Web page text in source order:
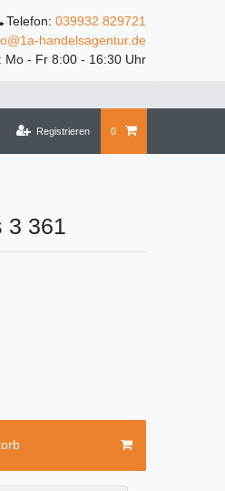
Telefon: 039932 829721
handelsagentur.de
Mo - Fr 8:00 - 16:30 Uhr
Registrieren 0
3 361